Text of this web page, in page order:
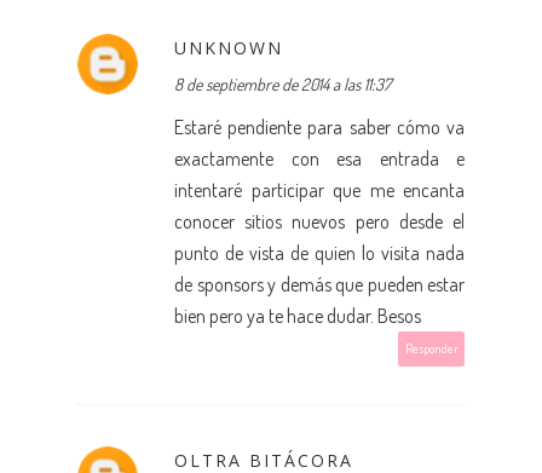
UNKNOWN
8 de septiembre de 2014 a las 11:37
Estaré pendiente para saber cómo va
exactamente con esa entrada e
intentaré participar que me encanta
conocer sitios nuevos pero desde el
punto de vista de quien lo visita nada
de sponsors y demás que pueden estar
bien pero ya te hace dudar. Besos
Responder
OLTRA BITÁCORA